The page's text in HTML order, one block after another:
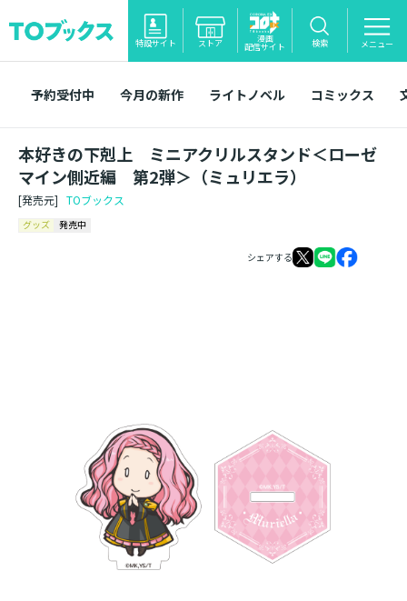
特設サイト ストア 漫画
配信サイト 検索 メニュー
予約受付中 今月の新作 ライトノベル コミックス
本好きの下剋上 ミニアクリルスタンド＜ローゼ
マイン側近編 第2弾＞（ミュリエラ）
[発売元] TOブックス
グッズ 発売中
シェアする